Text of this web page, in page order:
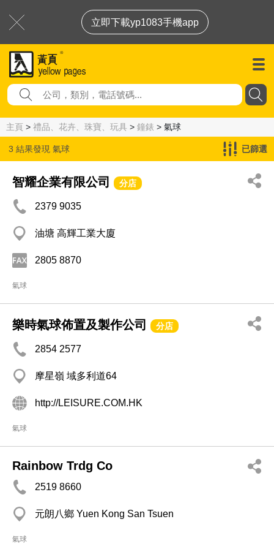
立即下載yp1083手機app
主頁 > 禮品、花卉、珠寶、玩具 > 鐘錶 > 氣球
3 結果發現 氣球 已篩選
智耀企業有限公司 分店
2379 9035
油塘 高輝工業大廈
2805 8870
氣球
樂時氣球佈置及製作公司 分店
2854 2577
摩星嶺 域多利道64
http://LEISURE.COM.HK
氣球
Rainbow Trdg Co
2519 8660
元朗八鄉 Yuen Kong San Tsuen
氣球